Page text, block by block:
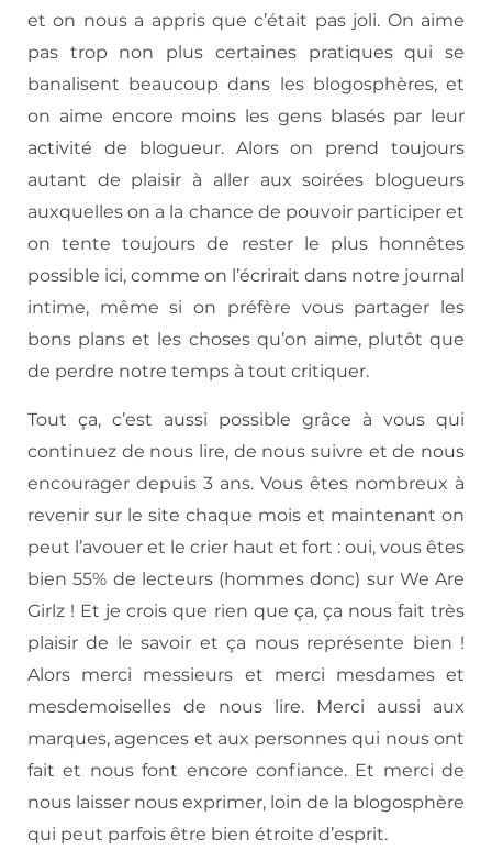
et on nous a appris que c’était pas joli. On aime
pas trop non plus certaines pratiques qui se
banalisent beaucoup dans les blogosphères, et
on aime encore moins les gens blasés par leur
activité de blogueur. Alors on prend toujours
autant de plaisir à aller aux soirées blogueurs
auxquelles on a la chance de pouvoir participer et
on tente toujours de rester le plus honnêtes
possible ici, comme on l’écrirait dans notre journal
intime, même si on préfère vous partager les
bons plans et les choses qu’on aime, plutôt que
de perdre notre temps à tout critiquer.
Tout ça, c’est aussi possible grâce à vous qui
continuez de nous lire, de nous suivre et de nous
encourager depuis 3 ans. Vous êtes nombreux à
revenir sur le site chaque mois et maintenant on
peut l’avouer et le crier haut et fort : oui, vous êtes
bien 55% de lecteurs (hommes donc) sur We Are
Girlz ! Et je crois que rien que ça, ça nous fait très
plaisir de le savoir et ça nous représente bien !
Alors merci messieurs et merci mesdames et
mesdemoiselles de nous lire. Merci aussi aux
marques, agences et aux personnes qui nous ont
fait et nous font encore confiance. Et merci de
nous laisser nous exprimer, loin de la blogosphère
qui peut parfois être bien étroite d’esprit.